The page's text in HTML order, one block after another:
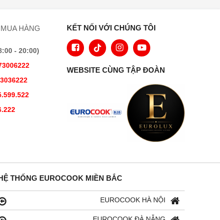
HÀNG
- 20:00)
KẾT NỐI VỚI CHÚNG TÔI
WEBSITE CÙNG TẬP ĐOÀN
THỐNG EUROCOOK MIỀN BẮC
EUROCOOK HÀ NỘI